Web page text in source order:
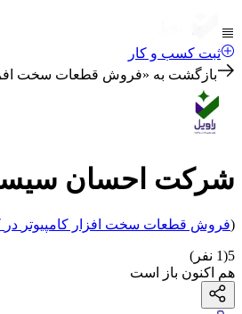
ثبت کسب و کار
بازگشت به «فروش قطعات سخت
شرکت احسان
(فروش قطعات سخت افزار کامپیوتر در
5
(
1 نفر)
هم اکنون باز است